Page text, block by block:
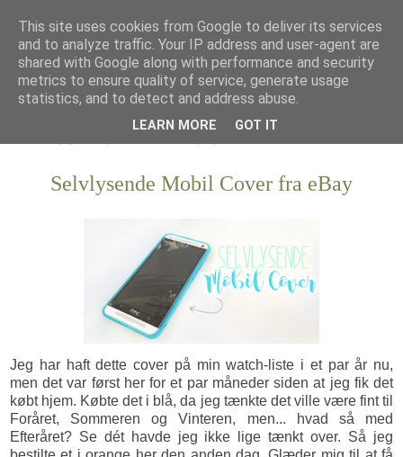
Selvlysende Mobil Cover fra eBay
Jeg har haft dette cover på min watch-liste i et par år nu,
men det var først her for et par måneder siden at jeg fik det
købt hjem. Købte det i blå, da jeg tænkte det ville være fint til
Foråret, Sommeren og Vinteren, men... hvad så med
Efteråret? Se dét havde jeg ikke lige tænkt over. Så jeg
This site uses cookies from Google to deliver its services
and to analyze traffic. Your IP address and user-agent are
shared with Google along with performance and security
metrics to ensure quality of service, generate usage
statistics, and to detect and address abuse.
LEARN MORE GOT IT